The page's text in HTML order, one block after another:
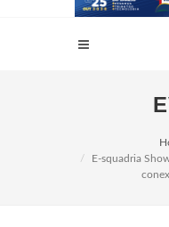
E-squadria